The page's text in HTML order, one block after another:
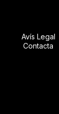
Avís Legal
Contacta